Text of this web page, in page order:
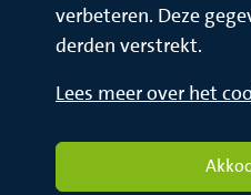
verbeteren. Deze
derden verstrekt.
Lees meer over het